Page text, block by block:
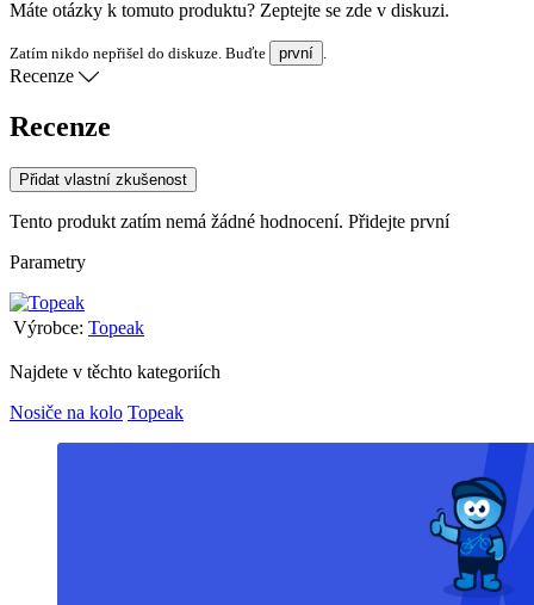
Máte otázky k tomuto produktu? Zeptejte se zde v diskuzi.
Zatím nikdo nepřišel do diskuze. Buďte první .
Recenze
Recenze
Přidat vlastní zkušenost
Tento produkt zatím nemá žádné hodnocení. Přidejte první
Parametry
Výrobce: Topeak
Najdete v těchto kategoriích
Nosiče na kolo Topeak